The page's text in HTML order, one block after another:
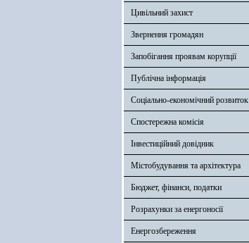
Цивільний захист
Звернення громадян
Запобігання проявам корупції
Публічна інформація
Соціально-економічний розвиток
Спостережна комісія
Інвестиційний довідник
Містобудування та архітектура
Бюджет, фінанси, податки
Розрахунки за енергоносії
Енергозбереження